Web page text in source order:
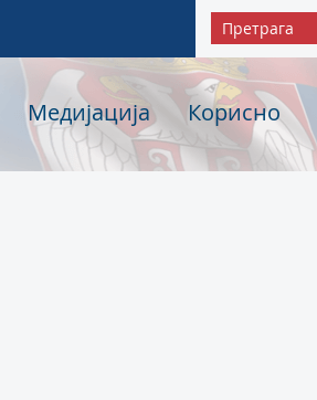
Медијација Корисно